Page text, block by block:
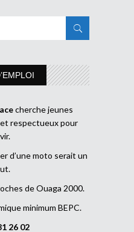
cherche jeunes
respectueux pour
d’une moto serait un
de Ouaga 2000.
minimum BEPC.
26 02